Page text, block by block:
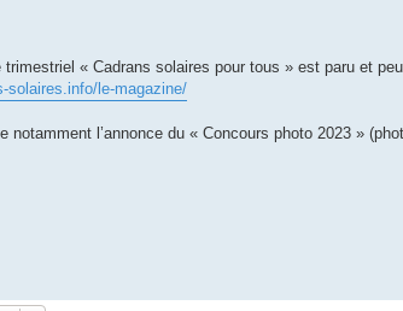
trimestriel « Cadrans solaires pour tous » est paru et
solaires.info/le-magazine/
notamment l’annonce du « Concours photo 2023 »